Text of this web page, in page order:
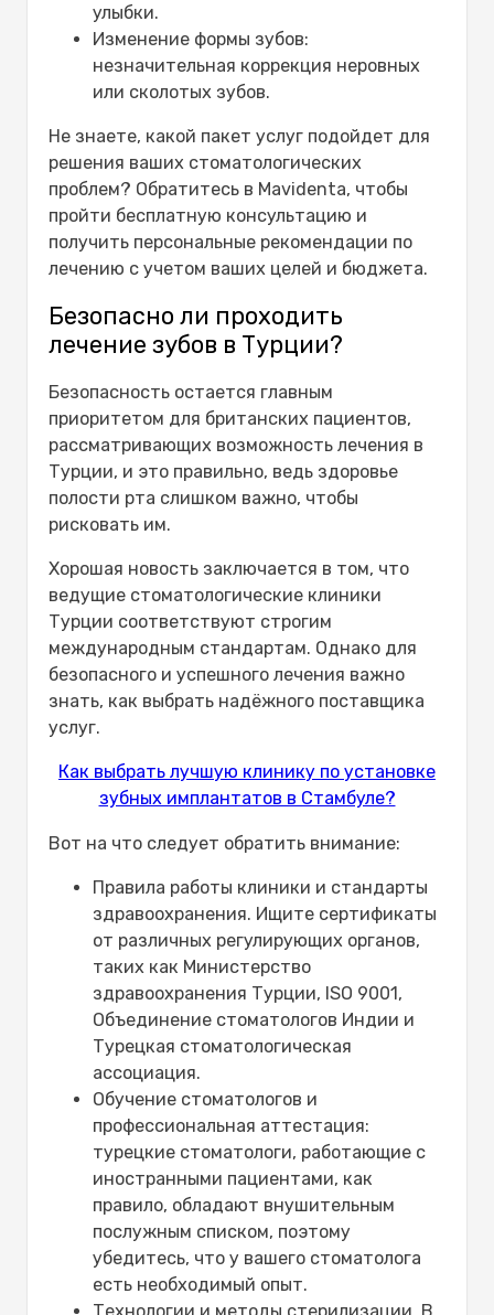
улыбки.
Изменение формы зубов:
незначительная коррекция неровных
или сколотых зубов.
Не знаете, какой пакет услуг подойдет для
решения ваших стоматологических
проблем? Обратитесь в Mavidenta, чтобы
пройти бесплатную консультацию и
получить персональные рекомендации по
лечению с учетом ваших целей и бюджета.
Безопасно ли проходить
лечение зубов в Турции?
Безопасность остается главным
приоритетом для британских пациентов,
рассматривающих возможность лечения в
Турции, и это правильно, ведь здоровье
полости рта слишком важно, чтобы
рисковать им.
Хорошая новость заключается в том, что
ведущие стоматологические клиники
Турции соответствуют строгим
международным стандартам. Однако для
безопасного и успешного лечения важно
знать, как выбрать надёжного поставщика
услуг.
Как выбрать лучшую клинику по установке
зубных имплантатов в Стамбуле?
Вот на что следует обратить внимание:
Правила работы клиники и стандарты
здравоохранения. Ищите сертификаты
от различных регулирующих органов,
таких как Министерство
здравоохранения Турции, ISO 9001,
Объединение стоматологов Индии и
Турецкая стоматологическая
ассоциация.
Обучение стоматологов и
профессиональная аттестация:
турецкие стоматологи, работающие с
иностранными пациентами, как
правило, обладают внушительным
послужным списком, поэтому
убедитесь, что у вашего стоматолога
есть необходимый опыт.